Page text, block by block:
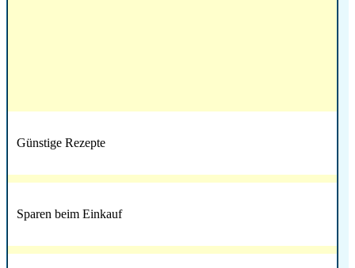
Günstige Rezepte
Sparen beim Einkauf